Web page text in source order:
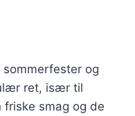
og
ret, især til
friske smag og de